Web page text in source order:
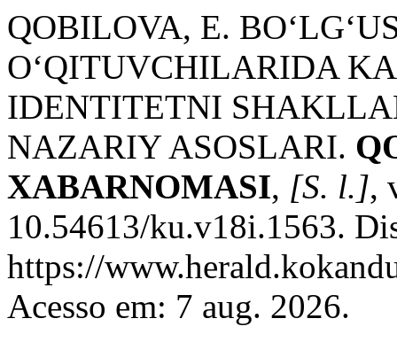
QOBILOVA, E.
O‘QITUVCHILARIDA
IDENTITETNI
NAZARIY ASOSLARI.
XABARNOMASI, [S. l.],
10.54613/ku.v18i.1563.
https://
Acesso em: 7 aug. 2026.